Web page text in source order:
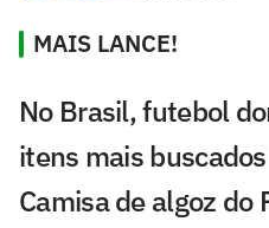
MAIS LANCE!
No Brasil, futebol
itens mais
Camisa de algoz